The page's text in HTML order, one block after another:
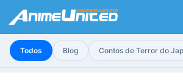
Todos Blog Contos de Terror do